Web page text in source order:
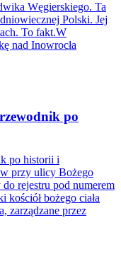
Węgierskiego. Ta
Polski. Jej
To fakt.W
nad Inowrocła
po
po historii i
przy ulicy Bożego
rejestru pod numerem
bożego ciała
zarządzane przez